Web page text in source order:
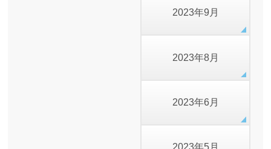
2023年9月
2023年8月
2023年6月